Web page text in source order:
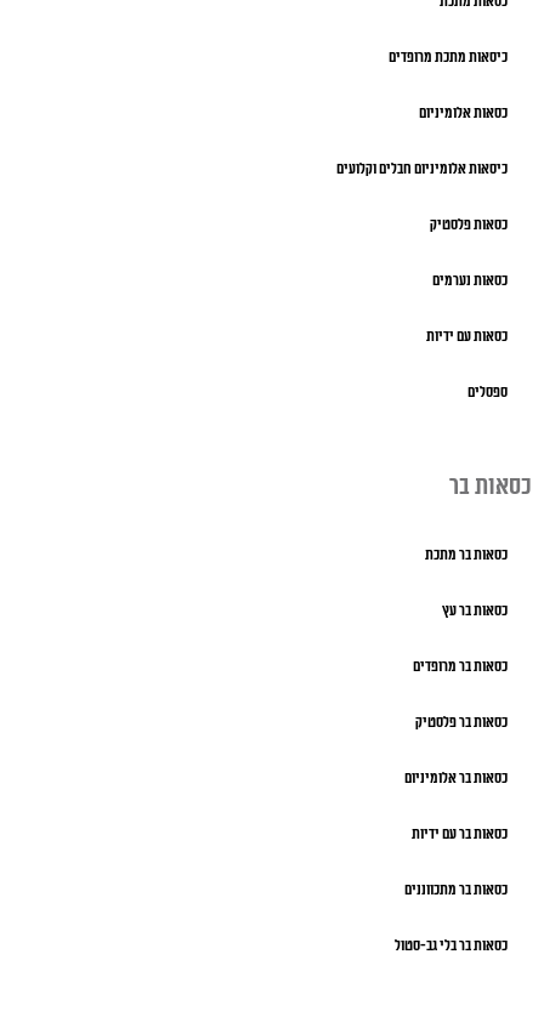
כיסאות מתכת מרופדים
כסאות אלומיניום
כיסאות אלומיניום חבלים וקלועים
כסאות פלסטיק
כסאות נערמים
כסאות עם ידיות
ספסלים
כסאות בר
כסאות בר מתכת
כסאות בר עץ
כסאות בר מרופדים
כסאות בר פלסטיק
כסאות בר אלומיניום
כסאות בר עם ידיות
כסאות בר מתכווננים
כסאות בר בלי גב-סטול